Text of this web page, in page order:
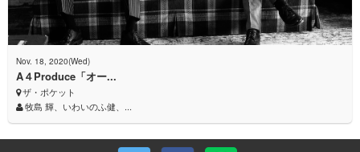
Nov. 18, 2020(Wed)
A４Produce「オー...
ザ・ポケット
牧島 輝、いわいのふ健、...